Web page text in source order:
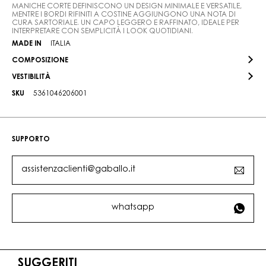
MANICHE CORTE DEFINISCONO UN DESIGN MINIMALE E VERSATILE,
MENTRE I BORDI RIFINITI A COSTINE AGGIUNGONO UNA NOTA DI
CURA SARTORIALE. UN CAPO LEGGERO E RAFFINATO, IDEALE PER
INTERPRETARE CON SEMPLICITÀ I LOOK QUOTIDIANI.
MADE IN
ITALIA
COMPOSIZIONE
VESTIBILITÀ
SKU 5361046206001
SUPPORTO
assistenzaclienti@gaballo.it
whatsapp